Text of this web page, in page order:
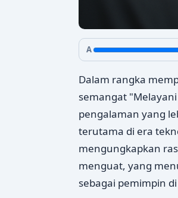
A
Dalam rangka
semangat
pengalaman yang
terutama di era
mengungkapkan
menguat, yang
sebagai pemimpin